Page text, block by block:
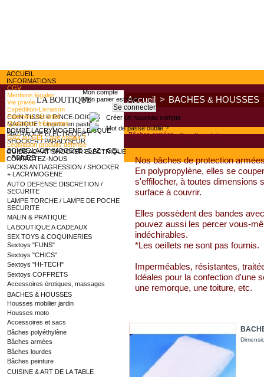
ACCUEIL
INFORMATIONS
CGV
Mentions légales
Vie privée
Expédition-Livraison
Paiement sécurisé
Questions fréquentes
BOMBE LACRYMOGENE LEXIQUE
GAZ ou GEL : que choisir ?
Législation produits défense
GUIDE ACHAT SHOCKER ELECTRIQUE
CONTACTEZ-NOUS
Mon compte
Mon panier est vide
Créer un nouveau compte
Mot de passe oublié ?
LA BOUTIQUE
COIN TISSU ® RINCE-DOIGTS
MAGIQUE : Lingette en pastille
MATRAQUE ELECTRIQUE /
SHOCKER / PARALYSEUR
BOMBE LACRYMOGENE : GAZ - GEL
- POIVRE
PACKS ANTIAGRESSION / SHOCKER
+ LACRYMOGENE
AUTO DEFENSE DISCRETION /
SECURITE
LAMPE TORCHE / LAMPE DE POCHE
SECURITE
MALIN & PRATIQUE
LA BOUTIQUE A CADEAUX
SEX TOYS & COQUINERIES
Sextoys "FUNS"
Sextoys "CHICS"
Sextoys "HI-TECH"
Sextoys COFFRETS
Accessoires érotiques, massages
BACHES & HOUSSES
Housses mobilier jardin
Housses moto
Accessoires et sacs
Bâches polyéthylène
Bâches armées
Bâches lourdes
Bâches peinture
CUISINE & ART DE LA TABLE
Accueil > BACHES & HOUSSES
Bâches armées Il y a 8 produits.
Nos bâches de protection
En polypropylène, elles se
s'effilocher, à toutes dimensions
surface à couvrir.
Elles possèdent des bandes
pouvez aussi les percer vous-
indéchirables.
*Les oeillets ne sont pas fournis.
Imperméables, résistantes,
Idéales pour la confection d'une
une remorque, une toiture, etc.